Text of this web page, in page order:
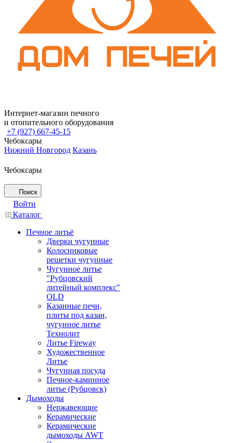
Интернет-магазин печного
и отопительного оборудования
+7 (927) 667-45-15
Чебоксары
Нижний Новгород Казань
Чебоксары
Поиск
Войти
Каталог
Печное литьё
Дверки чугунные
Колосниковые
решетки чугунные
Чугунное литье
"Рубцовский
литейный комплекс"
OLD
Казанные печи,
плиты под казан,
чугунное литье
Технолит
Литье Fireway
Художественное
Литье
Чугунная посуда
Печное-каминное
литье (Рубцовск)
Дымоходы
Нержавеющие
Керамические
Керамические
дымоходы AWT